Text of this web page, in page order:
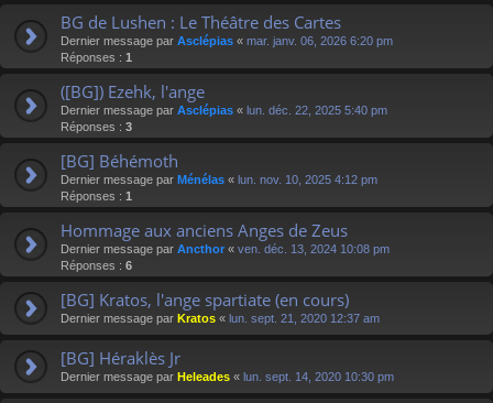
BG de Lushen : Le Théâtre des Cartes
Dernier message par Asclépias « mar. janv. 06, 2026 6:20 pm
Réponses : 1
([BG]) Ezehk, l'ange
Dernier message par Asclépias « lun. déc. 22, 2025 5:40 pm
Réponses : 3
[BG] Béhémoth
Dernier message par Ménélas « lun. nov. 10, 2025 4:12 pm
Réponses : 1
Hommage aux anciens Anges de Zeus
Dernier message par Ancthor « ven. déc. 13, 2024 10:08 pm
Réponses : 6
[BG] Kratos, l'ange spartiate (en cours)
Dernier message par Kratos « lun. sept. 21, 2020 12:37 am
[BG] Héraklès Jr
Dernier message par Heleades « lun. sept. 14, 2020 10:30 pm